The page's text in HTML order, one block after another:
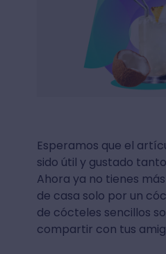
Esperamos que el
sido útil y gustado
Ahora ya no tienes
de casa solo por un
de cócteles sencillos
compartir con tus